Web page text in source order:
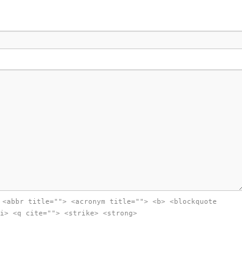
title=""> <acronym title=""> <b> <blockquote
<q cite=""> <strike> <strong>